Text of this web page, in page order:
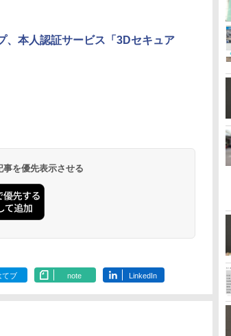
、本人認証サービス「3Dセキュア
を優先表示させる
てブ note LinkedIn